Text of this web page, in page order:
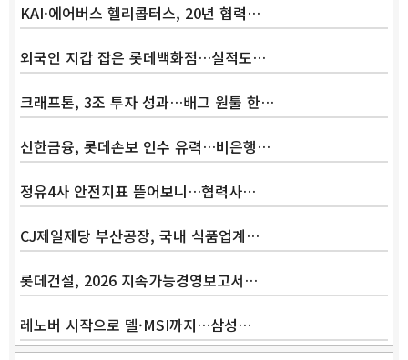
KAI·에어버스 헬리콥터스, 20년 협력…
외국인 지갑 잡은 롯데백화점…실적도…
크래프톤, 3조 투자 성과…배그 원툴 한…
신한금융, 롯데손보 인수 유력…비은행…
정유4사 안전지표 뜯어보니…협력사…
CJ제일제당 부산공장, 국내 식품업계…
롯데건설, 2026 지속가능경영보고서…
레노버 시작으로 델·MSI까지…삼성…